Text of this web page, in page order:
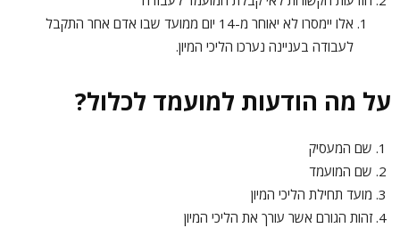
אלו יימסרו לא יאוחר מ-14 יום ממועד שבו אדם אחר התקבל
לעבודה בעניינה נערכו הליכי המיון.
על מה הודעות למועמד לכלול?
שם המעסיק
שם המועמד
מועד תחילת הליכי המיון
זהות הגורם אשר עורך את הליכי המיון